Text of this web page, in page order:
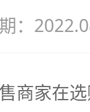
：
家在选